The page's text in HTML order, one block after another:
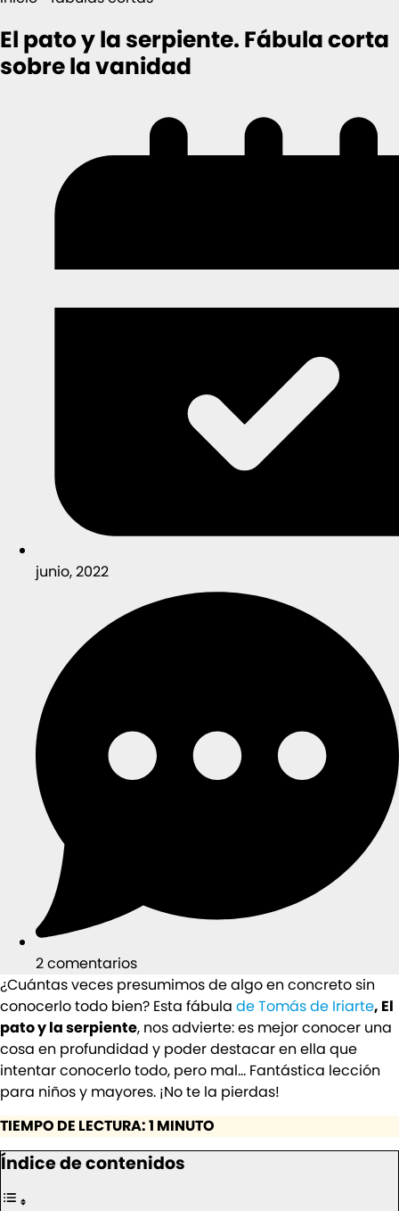
El pato y la serpiente. Fábula corta
sobre la vanidad
junio, 2022
2 comentarios
¿Cuántas veces presumimos de algo en concreto sin
conocerlo todo bien? Esta fábula de Tomás de Iriarte, El
pato y la serpiente, nos advierte: es mejor conocer una
cosa en profundidad y poder destacar en ella que
intentar conocerlo todo, pero mal… Fantástica lección
para niños y mayores. ¡No te la pierdas!
TIEMPO DE LECTURA: 1 MINUTO
Índice de contenidos